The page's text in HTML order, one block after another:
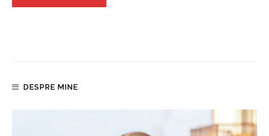
DESPRE MINE